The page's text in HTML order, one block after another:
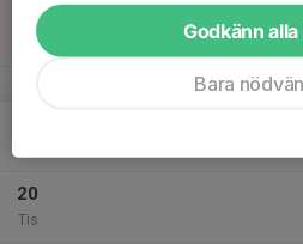
18
Sön
v.4
Mån
20
Tis
Godkänn
Bara